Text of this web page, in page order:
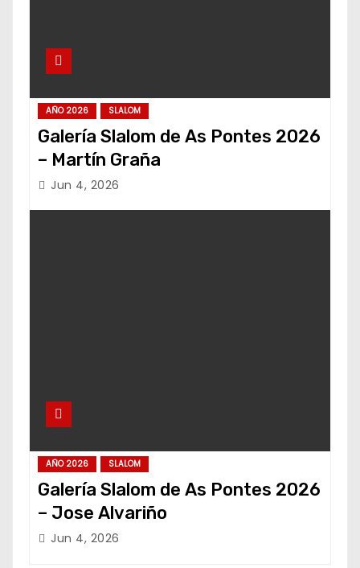
AÑO 2026 SLALOM
Galería Slalom de As Pontes 2026
– Martín Graña
Jun 4, 2026
AÑO 2026 SLALOM
Galería Slalom de As Pontes 2026
– Jose Alvariño
Jun 4, 2026